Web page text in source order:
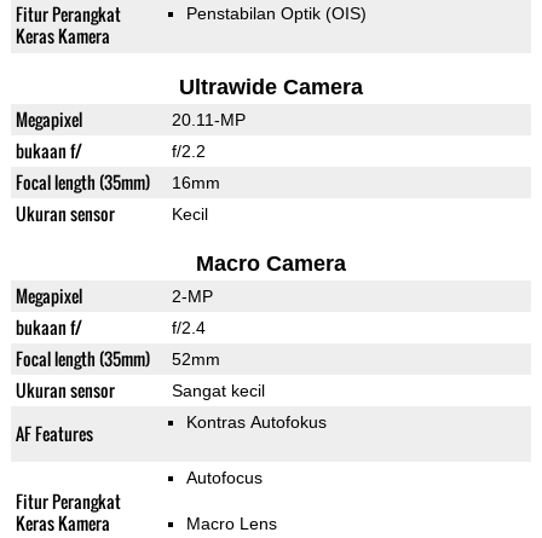
Fitur Perangkat
Keras Kamera
Penstabilan Optik (OIS)
Ultrawide Camera
Megapixel 20.11-MP
bukaan f/ f/2.2
Focal length (35mm) 16mm
Ukuran sensor Kecil
Macro Camera
Megapixel 2-MP
bukaan f/ f/2.4
Focal length (35mm) 52mm
Ukuran sensor Sangat kecil
AF Features Kontras Autofokus
Fitur Perangkat
Keras Kamera
Autofocus
Macro Lens